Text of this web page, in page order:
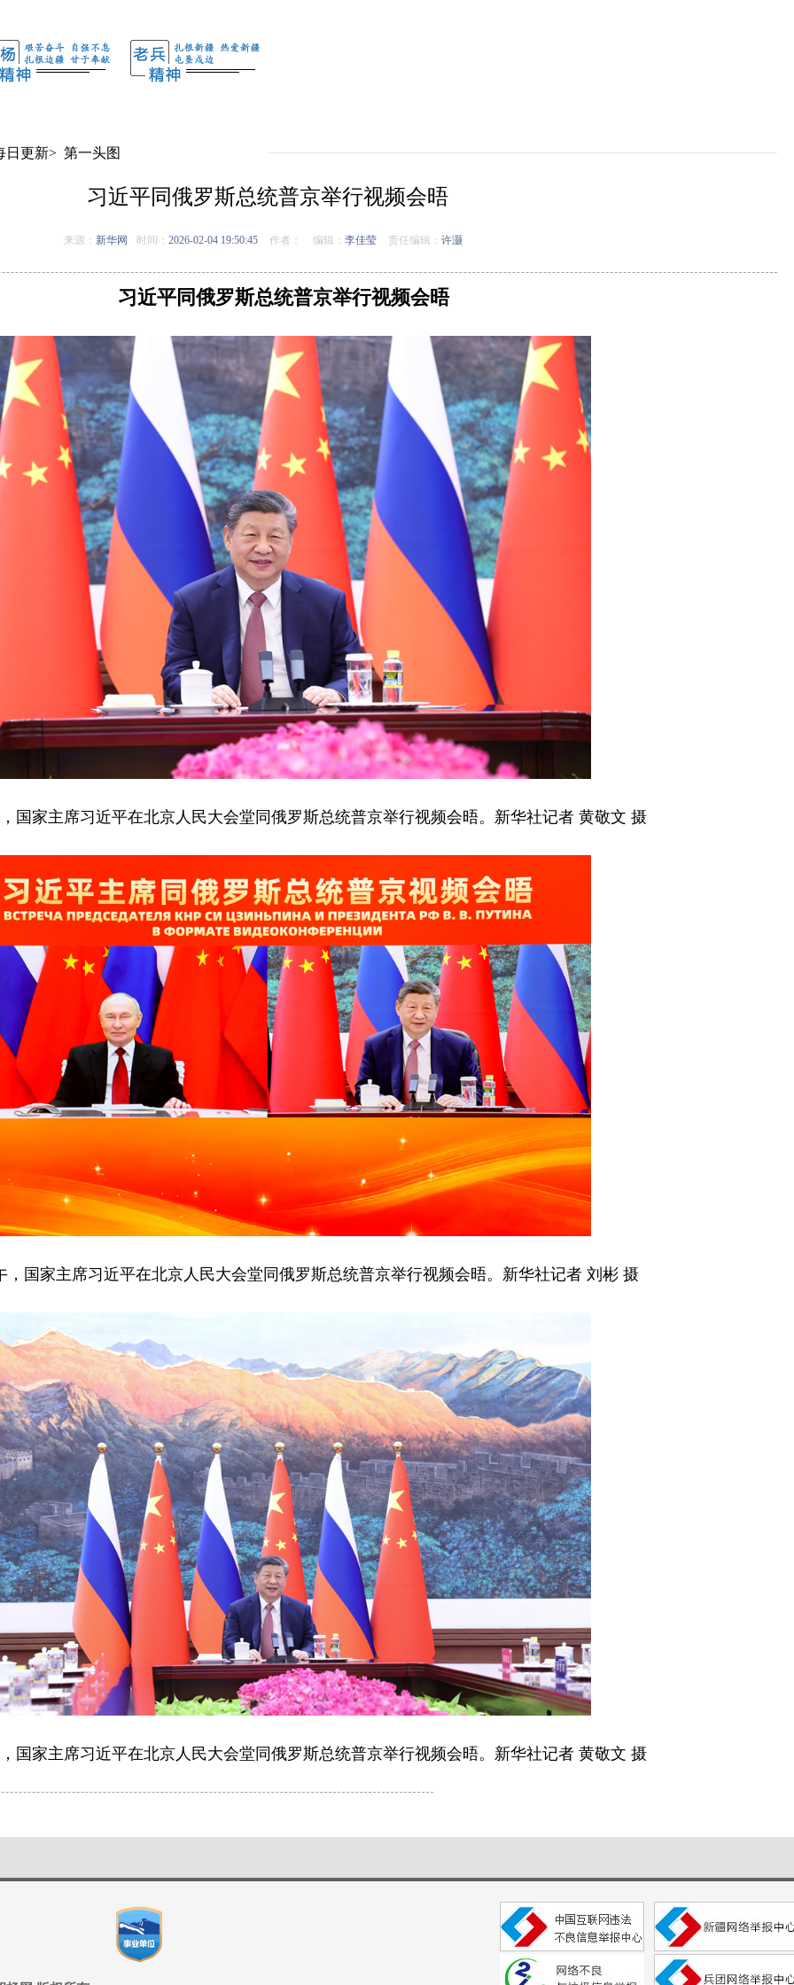
日更新> 第一头图
习近平同俄罗斯总统普京举行视频会晤
来源： 新华网 时间： 2026-02-04 19:50:45 作者： 编辑： 李佳莹 责任编辑： 许灏
习近平同俄罗斯总统普京举行视频会晤
国家主席习近平在北京人民大会堂同俄罗斯总统普京举行视频会晤。新华社记者 黄敬文 摄
，国家主席习近平在北京人民大会堂同俄罗斯总统普京举行视频会晤。新华社记者 刘彬 摄
国家主席习近平在北京人民大会堂同俄罗斯总统普京举行视频会晤。新华社记者 黄敬文 摄